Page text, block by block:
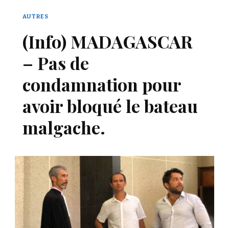
AUTRES
(Info) MADAGASCAR
– Pas de
condamnation pour
avoir bloqué le bateau
malgache.